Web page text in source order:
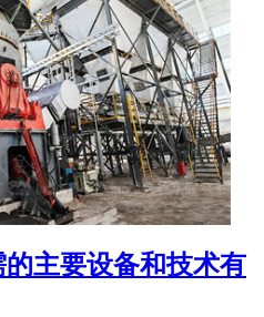
主要设备和技术有